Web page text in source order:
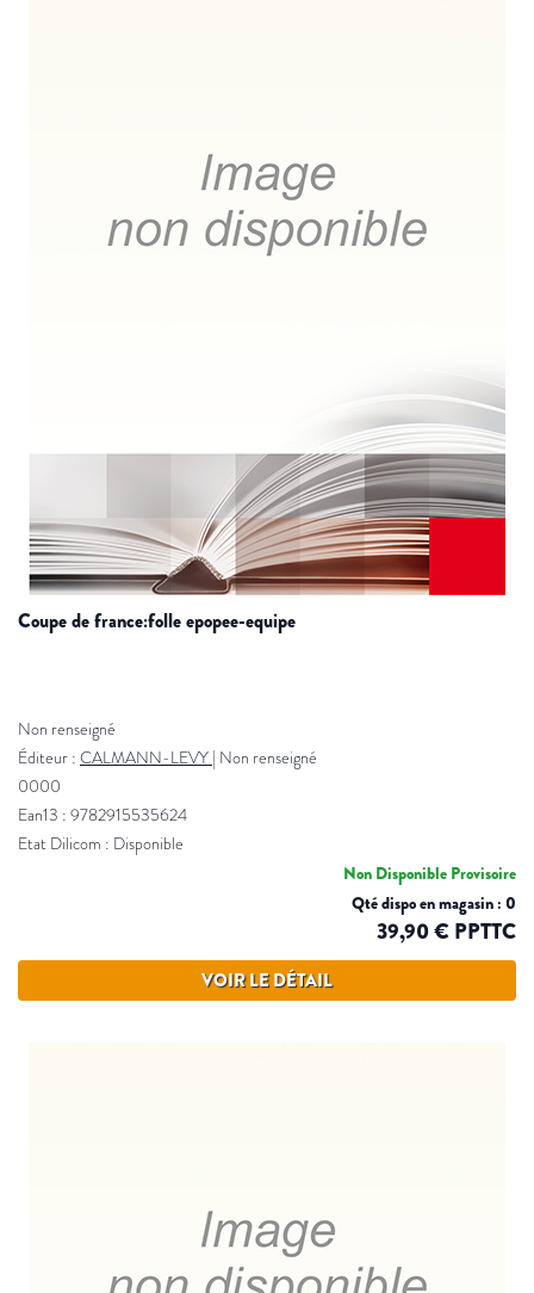
coupe de france:folle epopee-equipe
Non renseigné
Éditeur : CALMANN-LEVY | Non renseigné
0000
Ean13 : 9782915535624
Etat Dilicom : Disponible
Non Disponible Provisoire
Qté dispo en magasin : 0
39,90 € PPTTC
VOIR LE DÉTAIL